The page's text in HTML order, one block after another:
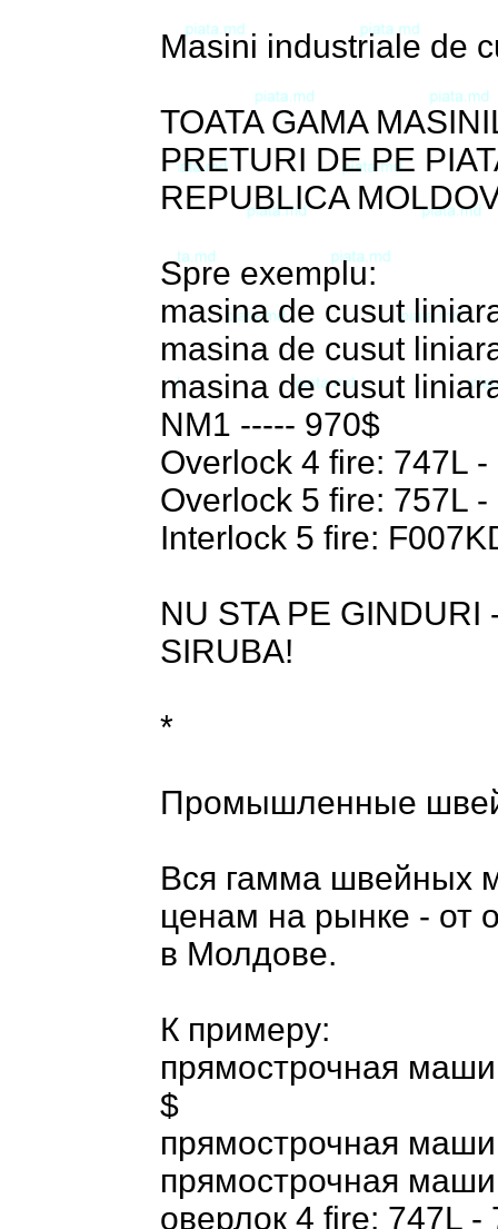
Masini industriale de
TOATA GAMA
PRETURI DE PE
REPUBLICA
Spre exemplu:
masina de cusut
masina de cusut
masina de cusut
NM1 ----- 970$
Overlock 4 fire: 747L -
Overlock 5 fire: 757L -
Interlock 5 fire:
NU STA PE GINDURI
SIRUBA!
*
Промышленные
Вся гамма швейных
ценам на рынке - от
в Молдове.
К примеру:
прямострочная
$
прямострочная
прямострочная
оверлок 4 fire: 747L -